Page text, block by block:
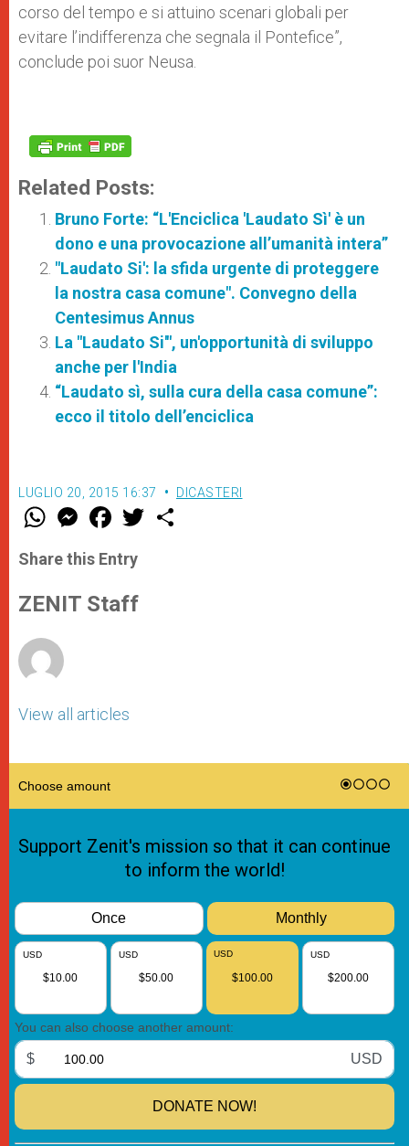
corso del tempo e si attuino scenari globali per
evitare l’indifferenza che segnala il Pontefice”,
conclude poi suor Neusa.
Related Posts:
Bruno Forte: “L'Enciclica 'Laudato Sì' è un
dono e una provocazione all’umanità intera”
"Laudato Si': la sfida urgente di proteggere
la nostra casa comune". Convegno della
Centesimus Annus
La "Laudato Si'", un'opportunità di sviluppo
anche per l'India
“Laudato sì, sulla cura della casa comune”:
ecco il titolo dell’enciclica
LUGLIO 20, 2015 16:37 DICASTERI
W
t
s
p
p
M
e
s
e
g
e
F
a
e
b
o
k
w
Share this Entry
ZENIT Staff
View all articles